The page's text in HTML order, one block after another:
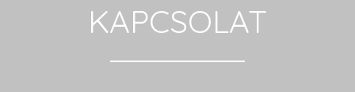
KAPCSOLAT